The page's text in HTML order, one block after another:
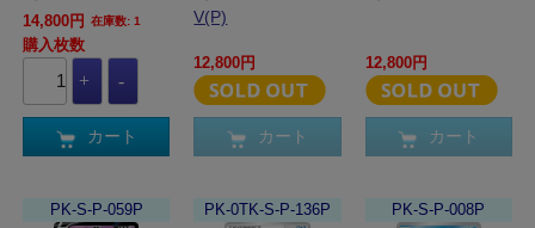
14,800円 在庫数: 1
購入枚数
カート
V(P)
12,800円
カート
12,800円
カート
PK-S-P-059P PK-0TK-S-P-136P PK-S-P-008P